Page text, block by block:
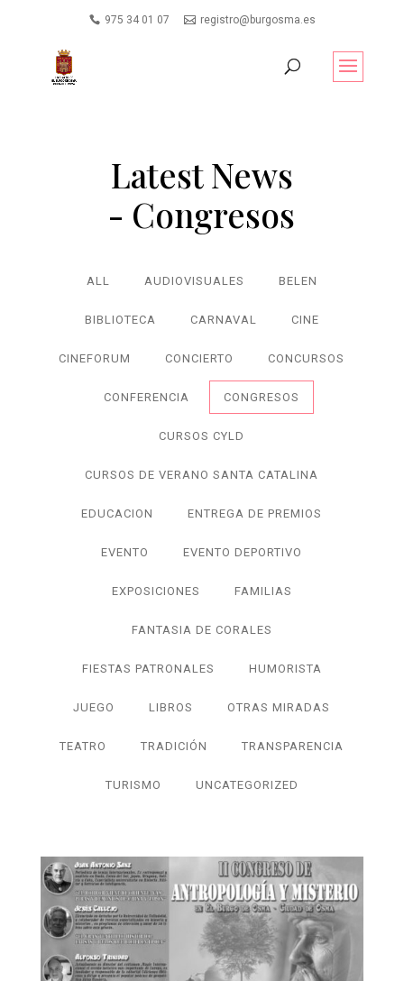
975 34 01 07 registro@burgosma.es
Latest News
- Congresos
ALL AUDIOVISUALES BELEN
BIBLIOTECA CARNAVAL CINE
CINEFORUM CONCIERTO CONCURSOS
CONFERENCIA CONGRESOS
CURSOS CYLD
CURSOS DE VERANO SANTA CATALINA
EDUCACION ENTREGA DE PREMIOS
EVENTO EVENTO DEPORTIVO
EXPOSICIONES FAMILIAS
FANTASIA DE CORALES
FIESTAS PATRONALES HUMORISTA
JUEGO LIBROS OTRAS MIRADAS
TEATRO TRADICIÓN TRANSPARENCIA
TURISMO UNCATEGORIZED